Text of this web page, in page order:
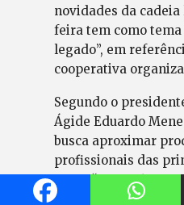
novidades da
feira tem como
legado”, em
cooperativa
Segundo o
Ágide Eduardo
busca aproximar
profissionais das
setor. “O Agroleite
moderno na pecuária